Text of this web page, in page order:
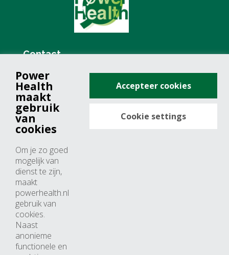
Contact
+31 (0)76 571 19 68
info@powerhealth.nl
Adresse
4817 ZH breda
Nederland
Horaires d’ouvertures
Du lundi au jeudi: 09:00 – 17:00
Vendredi: 09:00 – 15:00
Power
Health
maakt
gebruik
van
cookies
Om je zo goed
mogelijk van
dienst te zijn,
maakt
powerhealth.nl
gebruik van
cookies.
Naast
anonieme
functionele en
Accepteer cookies
Cookie settings